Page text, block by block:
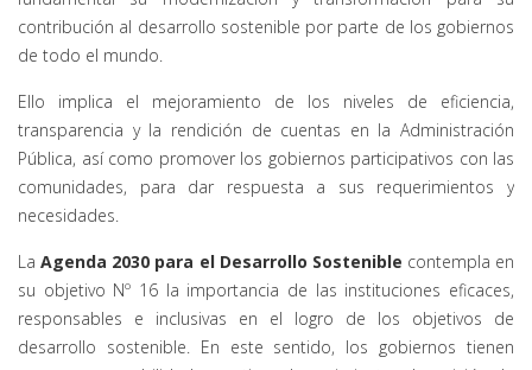
contribución al desarrollo sostenible por parte de los gobiernos
de todo el mundo.
Ello implica el mejoramiento de los niveles de eficiencia,
transparencia y la rendición de cuentas en la Administración
Pública, así como promover los gobiernos participativos con las
comunidades, para dar respuesta a sus requerimientos y
necesidades.
LaAgenda 2030 para el Desarrollo Sostenible contempla en
su objetivo Nº 16 la importancia de las instituciones eficaces,
responsables e inclusivas en el logro de los objetivos de
desarrollo sostenible. En este sentido, los gobiernos tienen